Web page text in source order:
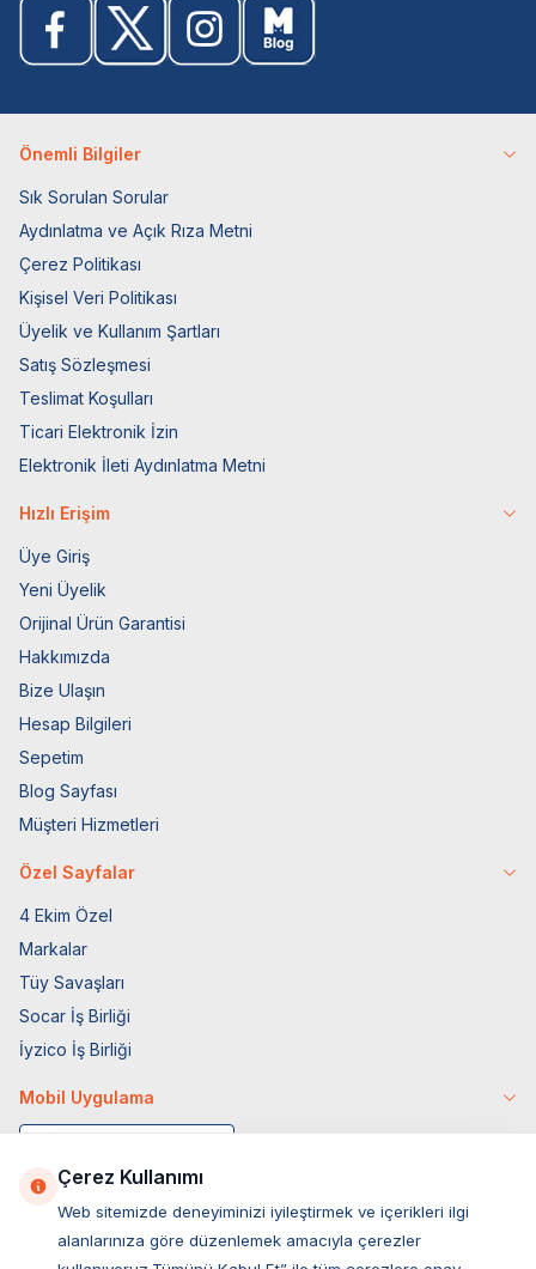
Önemli Bilgiler
Sık Sorulan Sorular
Aydınlatma ve Açık Rıza Metni
Çerez Politikası
Kişisel Veri Politikası
Üyelik ve Kullanım Şartları
Satış Sözleşmesi
Teslimat Koşulları
Ticari Elektronik İzin
Elektronik İleti Aydınlatma Metni
Hızlı Erişim
Üye Giriş
Yeni Üyelik
Orijinal Ürün Garantisi
Hakkımızda
Bize Ulaşın
Hesap Bilgileri
Sepetim
Blog Sayfası
Müşteri Hizmetleri
Özel Sayfalar
4 Ekim Özel
Markalar
Tüy Savaşları
Socar İş Birliği
İyzico İş Birliği
Mobil Uygulama
Çerez Kullanımı
Web sitemizde deneyiminizi iyileştirmek ve içerikleri ilgi
alanlarınıza göre düzenlemek amacıyla çerezler